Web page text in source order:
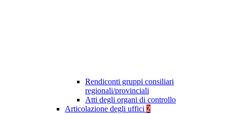
Rendiconti gruppi consiliari
regionali/provinciali
Atti degli organi di controllo
Articolazione degli uffici 2